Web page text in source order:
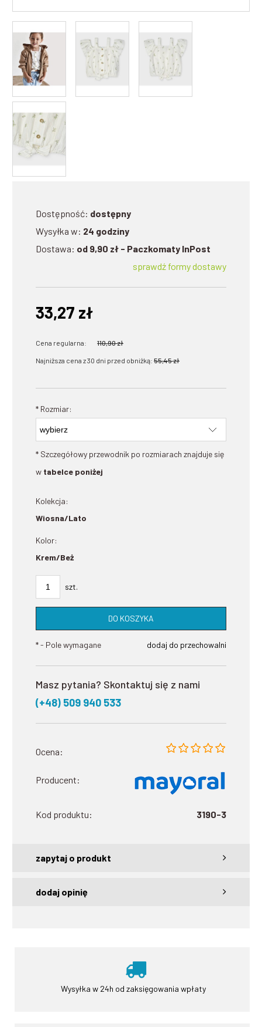
Dostępność: dostępny
Wysyłka w: 24 godziny
Dostawa: od 9,90 zł - Paczkomaty InPost
sprawdź formy dostawy
33,27 zł
Cena regularna: 110,90 zł
Najniższa cena z 30 dni przed obniżką: 55,45 zł
* Rozmiar:
* Szczegółowy przewodnik po rozmiarach znajduje się
w tabelce poniżej
Kolekcja:
Wiosna/Lato
Kolor:
Krem/Beż
szt.
DO KOSZYKA
dodaj do przechowalni
*- Pole wymagane
Masz pytania? Skontaktuj się z nami
(+48) 509 940 533
Ocena:
Producent:
Kod produktu: 3190-3
zapytaj o produkt
dodaj opinię
Wysyłka w 24h od zaksięgowania wpłaty